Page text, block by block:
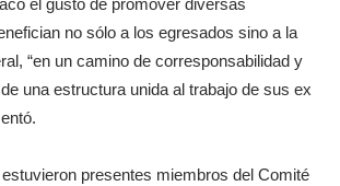
el gusto de promover diversas
no sólo a los egresados sino a la
“en un camino de corresponsabilidad y
una estructura unida al trabajo de sus ex
presentes miembros del Comité